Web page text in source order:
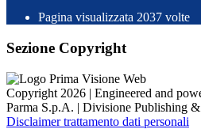
Pagina visualizzata 2037 volte
Sezione Copyright
Copyright 2026 | Engineered and
Parma S.p.A. | Divisione Publishing
Disclaimer trattamento dati personali